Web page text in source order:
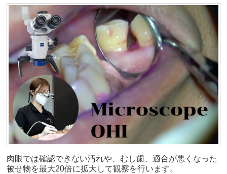
肉眼では確認できない汚れや、むし歯、適合が悪くなった
被せ物を最大20倍に拡大して観察を行います。